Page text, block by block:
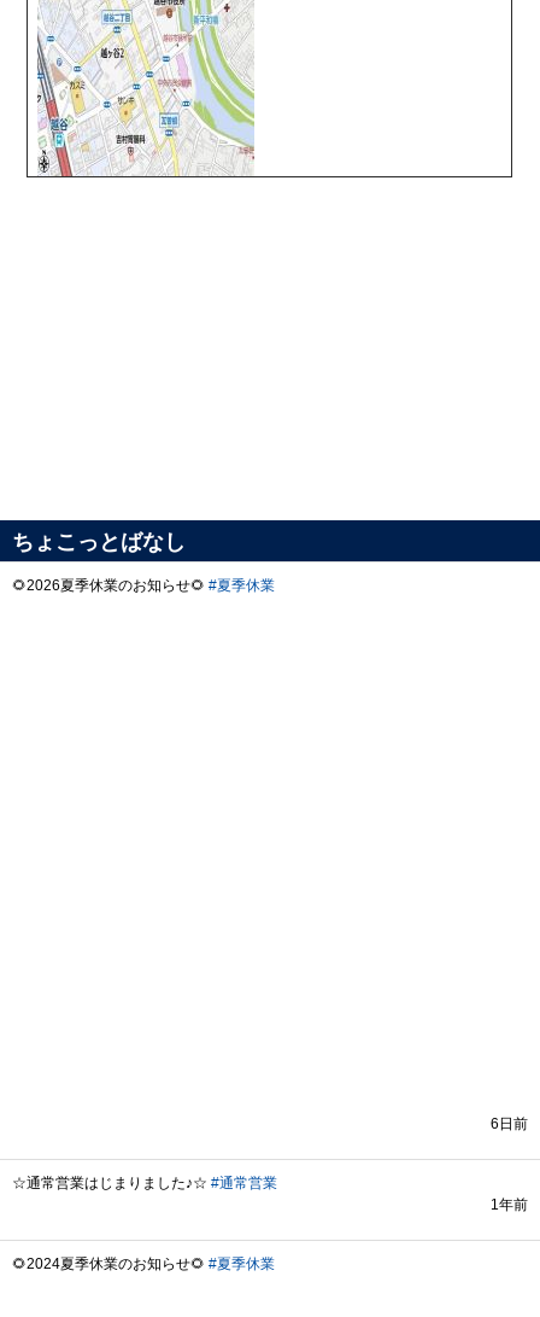
ちょこっとばなし